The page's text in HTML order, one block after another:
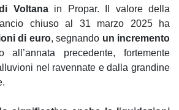
Voltanain Propar. Il valore della
chiuso al 31 marzo 2025 ha
di euro, segnando un incremento
all’annata precedente, fortemente
nel ravennate e dalla grandine